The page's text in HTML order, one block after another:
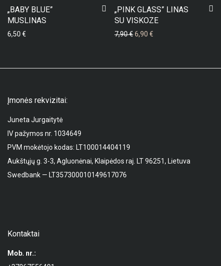
„BABY BLUE”
MUSLINAS
6,50 €
„PINK GLASS” LINAS
SU VISKOZE
7,90€Original price was: 7,90 €.
6,90 €
Įmonės rekvizitai:
Juneta Jurgaitytė
IV pažymos nr. 1034649
PVM mokėtojo kodas: LT100014404119
Aukštųjų g. 3-3, Agluonėnai, Klaipėdos raj. LT 96251, Lietuva
Swedbank — LT357300010149617076
Kontaktai
Mob. nr.: